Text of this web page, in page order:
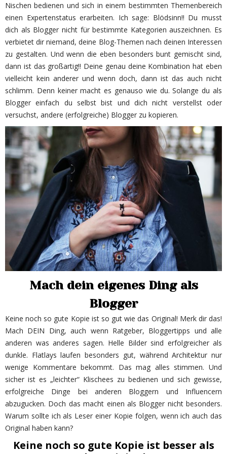
Nischen bedienen und sich in einem bestimmten Themenbereich
einen Expertenstatus erarbeiten. Ich sage: Blödsinn!! Du musst
dich als Blogger nicht für bestimmte Kategorien auszeichnen. Es
verbietet dir niemand, deine Blog-Themen nach deinen Interessen
zu gestalten. Und wenn die eben besonders bunt gemischt sind,
dann ist das großartig!! Deine genau deine Kombination hat eben
vielleicht kein anderer und wenn doch, dann ist das auch nicht
schlimm. Denn keiner macht es genauso wie du. Solange du als
Blogger einfach du selbst bist und dich nicht verstellst oder
versuchst, andere (erfolgreiche) Blogger zu kopieren.
Mach dein eigenes Ding als
Blogger
Keine noch so gute Kopie ist so gut wie das Original! Merk dir das!
Mach DEIN Ding, auch wenn Ratgeber, Bloggertipps und alle
anderen was anderes sagen. Helle Bilder sind erfolgreicher als
dunkle. Flatlays laufen besonders gut, während Architektur nur
wenige Kommentare bekommt. Das mag alles stimmen. Und
sicher ist es „leichter“ Klischees zu bedienen und sich gewisse,
erfolgreiche Dinge bei anderen Bloggern und Influencern
abzugucken. Doch das macht einen als Blogger nicht besonders.
Warum sollte ich als Leser einer Kopie folgen, wenn ich auch das
Original haben kann?
Keine noch so gute Kopie ist besser als